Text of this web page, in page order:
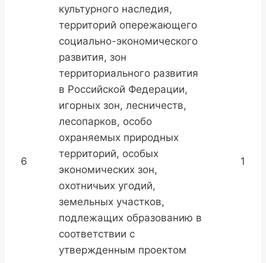
6
культурного наследия,
территорий опережающего
социально-экономического
развития, зон
территориального развития
в Российской Федерации,
игорных зон, лесничеств,
лесопарков, особо
охраняемых природных
территорий, особых
экономических зон,
охотничьих угодий,
земельных участков,
подлежащих образованию в
соответствии с
утвержденным проектом
1